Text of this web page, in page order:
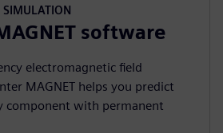
SIMULATION
software
electromagnetic field
MAGNET helps you predict
component with permanent